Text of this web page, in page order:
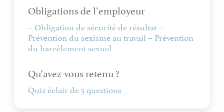
Obligations de l’employeur
– Obligation de sécurité de résultat –
Prévention du sexisme au travail – Prévention
du harcèlement sexuel
Qu’avez-vous retenu ?
Quiz éclair de 5 questions